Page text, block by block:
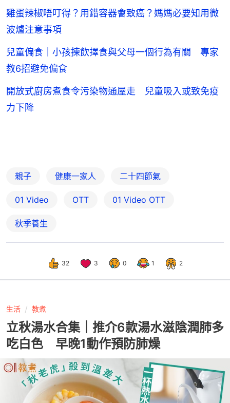
雞蛋辣椒唔叮得？用錯容器會致癌？媽媽必要知用微
波爐注意事項
兒童偏食｜小孩揀飲擇食與父母一個行為有關 專家
教6招避免偏食
開放式廚房煮食令污染物通屋走 兒童吸入或致免疫
力下降
親子 健康一家人 二十四節氣
01 Video OTT 01‌ ‌Video‌ ‌OTT
秋季養生
32 3 0 1 2
生活 教煮
立秋湯水合集｜推介6款湯水滋陰潤肺多
吃白色 早晚1動作預防肺燥